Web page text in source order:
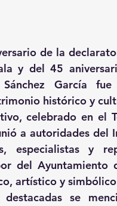
de la
y del 45
Sánchez García
histórico y
celebrado en el
a autoridades
especialistas y
del
artístico y
destacadas se